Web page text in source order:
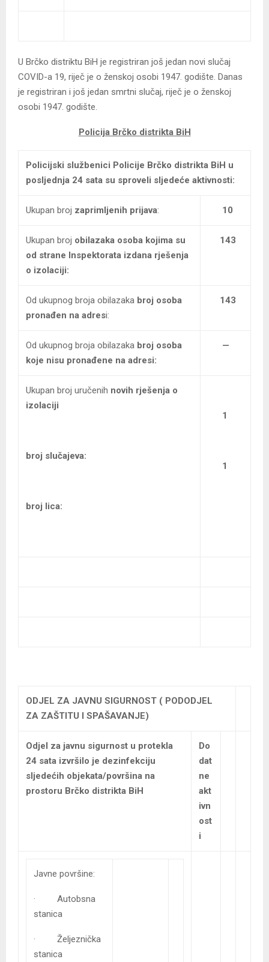
U Brčko distriktu BiH je registriran još jedan novi slučaj
COVID-a 19, riječ je o ženskoj osobi 1947. godište. Danas
je registriran i još jedan smrtni slučaj, riječ je o ženskoj
osobi 1947. godište.
Policija Brčko distrikta BiH
Policijski službenici Policije Brčko distrikta BiH u
posljednja 24 sata su sproveli sljedeće aktivnosti:
Ukupan broj zaprimljenih prijava: 10
Ukupan broj obilazaka osoba kojima su
od strane Inspektorata izdana rješenja
o izolaciji:
143
Od ukupnog broja obilazaka broj osoba
pronađen na adresi:
143
Od ukupnog broja obilazaka broj osoba
koje nisu pronađene na adresi:
—
Ukupan broj uručenih novih rješenja o
izolaciji
broj slučajeva:
broj lica:
1
1
ODJEL ZA JAVNU SIGURNOST ( PODODJEL
ZA ZAŠTITU I SPAŠAVANJE)
Odjel za javnu sigurnost u protekla
24 sata izvršilo je dezinfekciju
sljedećih objekata/površina na
prostoru Brčko distrikta BiH
Do
dat
ne
akt
ivn
ost
i
Javne površine:
· Autobsna
stanica
· Željeznička
stanica